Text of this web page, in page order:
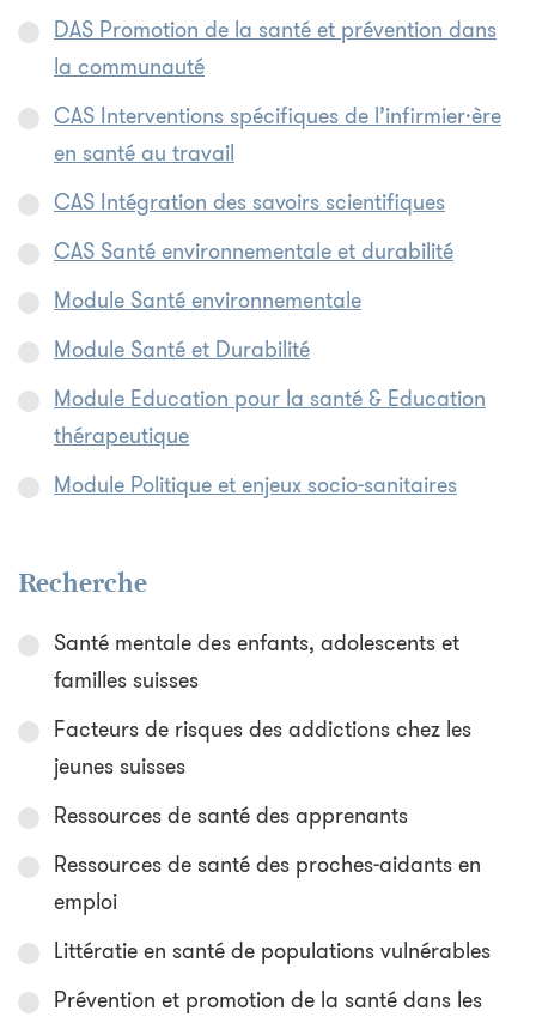
DAS Promotion de la santé et prévention dans
la communauté
CAS Interventions spécifiques de l’infirmier·ère
en santé au travail
CAS Intégration des savoirs scientifiques
CAS Santé environnementale et durabilité
Module Santé environnementale
Module Santé et Durabilité
Module Education pour la santé & Education
thérapeutique
Module Politique et enjeux socio-sanitaires
Recherche
Santé mentale des enfants, adolescents et
familles suisses
Facteurs de risques des addictions chez les
jeunes suisses
Ressources de santé des apprenants
Ressources de santé des proches-aidants en
emploi
Littératie en santé de populations vulnérables
Prévention et promotion de la santé dans les